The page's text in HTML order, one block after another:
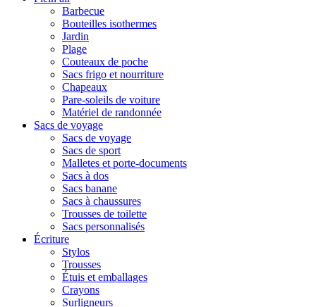
Barbecue
Bouteilles isothermes
Jardin
Plage
Couteaux de poche
Sacs frigo et nourriture
Chapeaux
Pare-soleils de voiture
Matériel de randonnée
Sacs de voyage
Sacs de voyage
Sacs de sport
Malletes et porte-documents
Sacs à dos
Sacs banane
Sacs à chaussures
Trousses de toilette
Sacs personnalisés
Écriture
Stylos
Trousses
Étuis et emballages
Crayons
Surligneurs